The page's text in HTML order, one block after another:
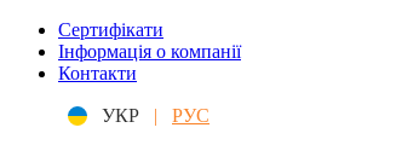
Сертифікати
Інформація о компанії
Контакти
УКР |
РУС